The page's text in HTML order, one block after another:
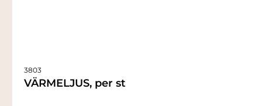
3803
VÄRMELJUS, per st